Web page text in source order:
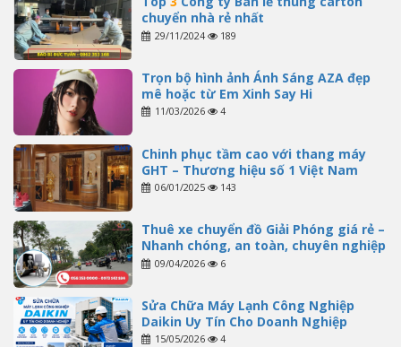
chuyển nhà rẻ nhất
29/11/2024 189
Trọn bộ hình ảnh Ánh Sáng AZA đẹp
mê hoặc từ Em Xinh Say Hi
11/03/2026 4
Chinh phục tầm cao với thang máy
GHT – Thương hiệu số 1 Việt Nam
06/01/2025 143
Thuê xe chuyển đồ Giải Phóng giá rẻ –
Nhanh chóng, an toàn, chuyên nghiệp
09/04/2026 6
Sửa Chữa Máy Lạnh Công Nghiệp
Daikin Uy Tín Cho Doanh Nghiệp
15/05/2026 4